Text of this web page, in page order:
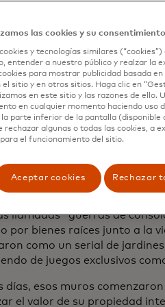
millones de personas
el dedo por la pantalla de
entrando en un mundo
en una experiencia de
la industria de los juegos
sísmicos que transforman la
llamadas "guerras de
por bienes raíces junto a la
como un serial de
de juegos exclusivos
días, esos muros
el valor de su propiedad
las cookies y su consentimiento
y tecnologías similares
entender a nuestro público y realzar la
para mostrar publicidad basada
el sitio y en otros sitios. Haga clic en
en este sitio y las razones de ello.
en cualquier momento haciendo uso
la parte inferior de la pantalla (disponible
rechazar algunas o todas las cookies, a
el funcionamiento del sitio.
Aceptar cookies Rechazar